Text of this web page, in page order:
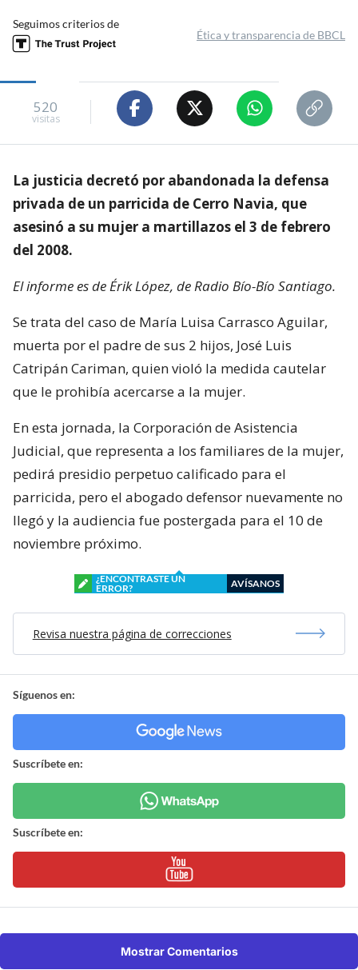
Seguimos criterios de
Ética y transparencia de BBCL
520
visitas
La justicia decretó por abandonada la defensa
privada de un parricida de Cerro Navia, que
asesinó a su mujer a martillazos el 3 de febrero
del 2008.
El informe es de Érik López, de Radio Bío-Bío Santiago.
Se trata del caso de María Luisa Carrasco Aguilar,
muerta por el padre de sus 2 hijos, José Luis
Catripán Cariman, quien violó la medida cautelar
que le prohibía acercarse a la mujer.
En esta jornada, la Corporación de Asistencia
Judicial, que representa a los familiares de la mujer,
pedirá presidio perpetuo calificado para el
parricida, pero el abogado defensor nuevamente no
llegó y la audiencia fue postergada para el 10 de
noviembre próximo.
¿ENCONTRASTE UN
ERROR?
AVÍSANOS
Revisa nuestra página de correcciones
Síguenos en:
Suscríbete en:
Suscríbete en:
Mostrar Comentarios